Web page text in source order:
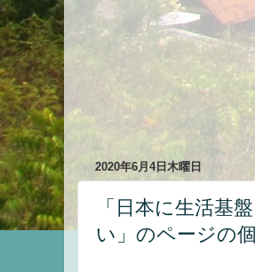
2020年6月4日木曜日
「日本に生活基
い」のページの